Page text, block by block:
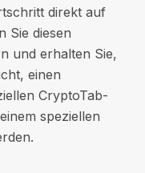
direkt auf
Sie diesen
und erhalten Sie,
einen
CryptoTab-
speziellen